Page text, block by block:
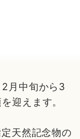
月中旬から3
迎えます。
天然記念物の